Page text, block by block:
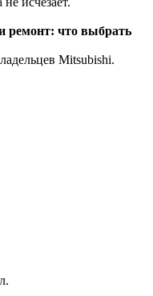
ремонт: что выбрать
Mitsubishi.